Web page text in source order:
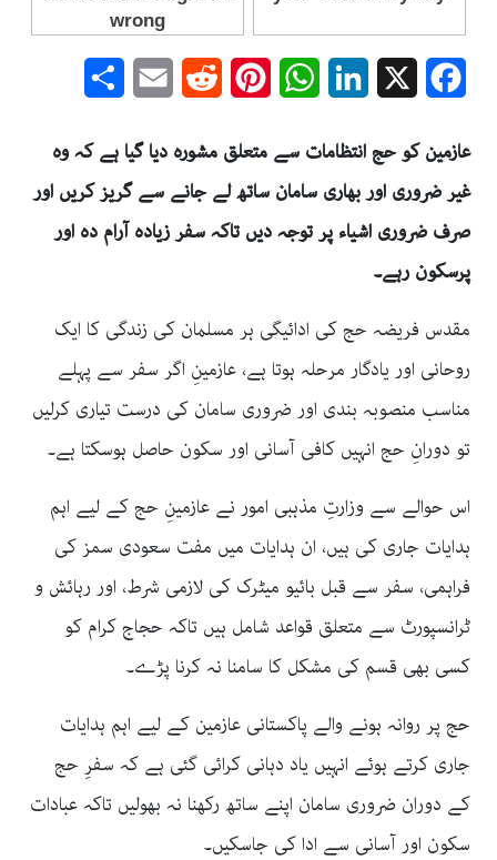
Facebook
LinkedIn
WhatsApp
Pinterest
Reddit
Email
عازمین کو حج انتظامات سے متعلق مشورہ دیا گیا ہے کہ وہ
غیر ضروری اور بھاری سامان ساتھ لے جانے سے گریز کریں اور
صرف ضروری اشیاء پر توجہ دیں تاکہ سفر زیادہ آرام دہ اور
پرسکون رہے۔
مقدس فریضہ حج کی ادائیگی ہر مسلمان کی زندگی کا ایک
روحانی اور یادگار مرحلہ ہوتا ہے، عازمینِ اگر سفر سے پہلے
مناسب منصوبہ بندی اور ضروری سامان کی درست تیاری کرلیں
تو دورانِ حج انہیں کافی آسانی اور سکون حاصل ہوسکتا ہے۔
اس حوالے سے وزارتِ مذہبی امور نے عازمینِ حج کے لیے اہم
ہدایات جاری کی ہیں، ان ہدایات میں مفت سعودی سمز کی
فراہمی، سفر سے قبل بائیو میٹرک کی لازمی شرط، اور رہائش و
ٹرانسپورٹ سے متعلق قواعد شامل ہیں تاکہ حجاج کرام کو
کسی بھی قسم کی مشکل کا سامنا نہ کرنا پڑے۔
حج پر روانہ ہونے والے پاکستانی عازمین کے لیے اہم ہدایات
جاری کرتے ہوئے انہیں یاد دہانی کرائی گئی ہے کہ سفرِ حج
کے دوران ضروری سامان اپنے ساتھ رکھنا نہ بھولیں تاکہ عبادات
سکون اور آسانی سے ادا کی جاسکیں۔